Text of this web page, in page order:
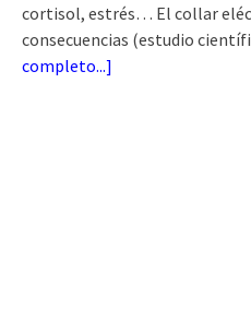
cortisol, estrés… El collar
consecuencias (estudio
completo...]